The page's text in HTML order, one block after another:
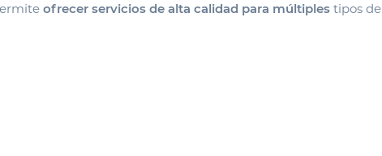
ofrecer servicios de alta calidad para múltiples tipos de